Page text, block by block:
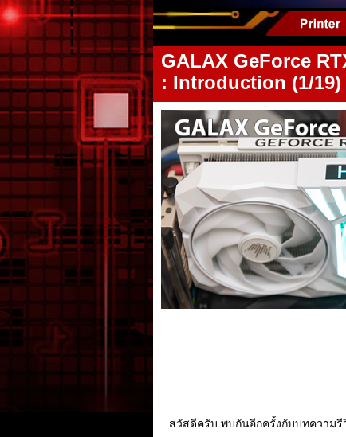
GALAX GeForce
: Introduction (1/19)
สวัสดีครับ พบกันอีกครั้งกับบทความรี